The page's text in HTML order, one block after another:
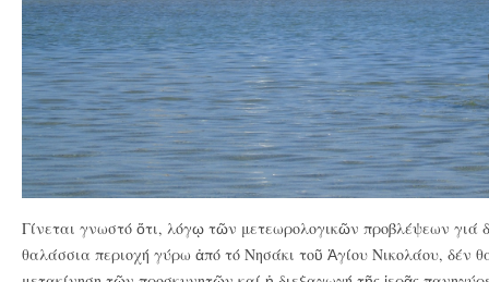
Γίνεται γνωστό ὅτι, λόγῳ τῶν μετεωρολογικῶν προβλέψεων γιά
θαλάσσια περιοχή γύρω ἀπό τό Νησάκι τοῦ Ἁγίου Νικολάου, δέν